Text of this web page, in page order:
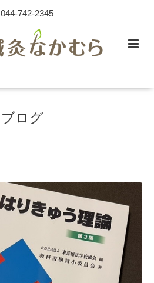
044-742-2345
ブログ